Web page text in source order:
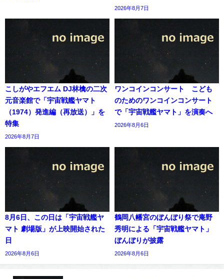
2026年8月7日
こしがやエフエム DJ林檎の二次
元音楽館で「宇宙戦艦ヤマト
（1974）発進編（再放送）」を
特集
2026年8月7日
ワンコインコンサート こども
のためのワンコインコンサート
で「宇宙戦艦ヤマト」を演奏へ
2026年8月6日
8月6日、この日は「宇宙戦艦ヤ
マト 劇場版」が上映開始された
日
2026年8月6日
鶴岡八幡宮のぼんぼり祭で庵野
秀明による「宇宙戦艦ヤマト」
ぼんぼりが披露
2026年8月6日